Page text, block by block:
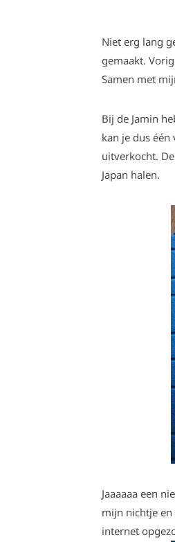
Niet erg lang
gemaakt.
Samen met
Bij de Jamin
kan je dus één
uitverkocht.
Japan halen.
Jaaaaaa een
mijn nichtje en
internet